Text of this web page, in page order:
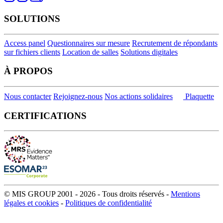
SOLUTIONS
Access panel Questionnaires sur mesure Recrutement de répondants
sur fichiers clients Location de salles Solutions digitales
À PROPOS
Nous contacter Rejoignez-nous Nos actions solidaires Plaquette
CERTIFICATIONS
© MIS GROUP 2001 - 2026 - Tous droits réservés - Mentions
légales et cookies - Politiques de confidentialité